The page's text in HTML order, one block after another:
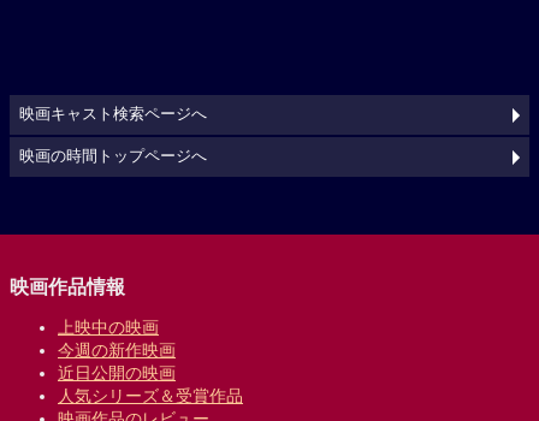
映画キャスト検索ページへ
映画の時間トップページへ
映画作品情報
上映中の映画
今週の新作映画
近日公開の映画
人気シリーズ＆受賞作品